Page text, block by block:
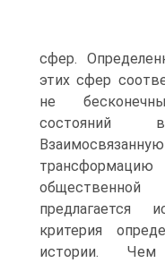
сфер.
этих сфер
не
состояний
предлагается
критерия
истории.